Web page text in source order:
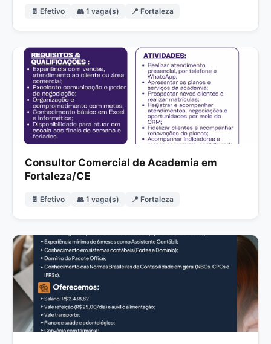
📄 Efetivo 👥 1 vaga(s) 📍 Fortaleza
Consultor Comercial de Academia em
Fortaleza/CE
📄 Efetivo 👥 1 vaga(s) 📍 Fortaleza